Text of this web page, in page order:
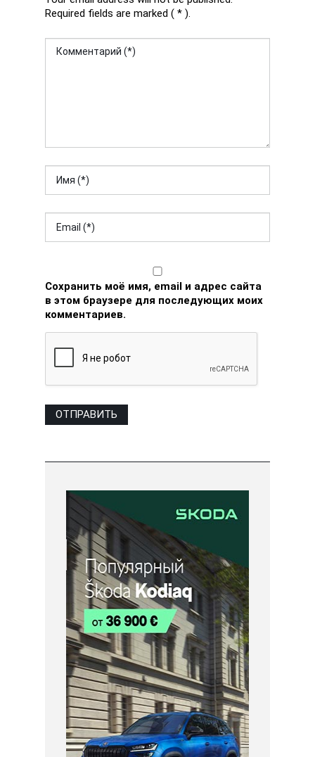
Required fields are marked ( * ).
Сохранить моё имя, email и адрес сайта
в этом браузере для последующих моих
комментариев.